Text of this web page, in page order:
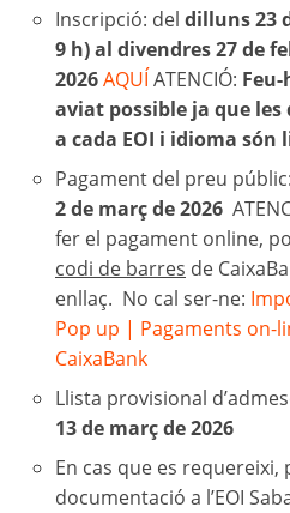
Inscripció: del dilluns 23
9 h) al divendres 27 de
2026AQUÍ ATENCIÓ:
aviat possible ja que
a cada EOI i idioma són
Pagament del preu públic:
2 de març de 2026
fer el pagament online,
codi de barres de
enllaç. No cal ser-ne:
Pop up | Pagaments on-
CaixaBank
Llista provisional
13 de març de 2026
En cas que es requereixi,
documentació a l’EOI